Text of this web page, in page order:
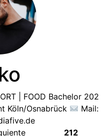
| FOOD Bachelor202
Köln/Osnabrück Mail:
212